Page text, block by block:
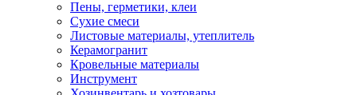
Пены, герметики, клеи
Сухие смеси
Листовые материалы, утеплитель
Керамогранит
Кровельные материалы
Инструмент